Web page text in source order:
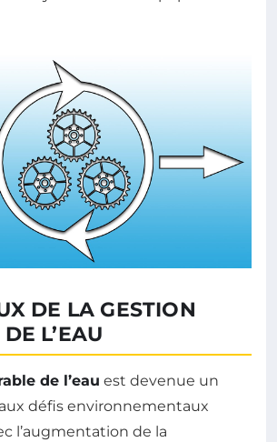
DE LA GESTION
L’EAU
de l’eau est devenue un
défis environnementaux
l’augmentation de la